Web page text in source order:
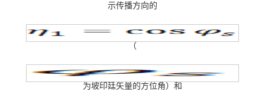
示传播方向的
（
为坡印廷矢量的方位角）和